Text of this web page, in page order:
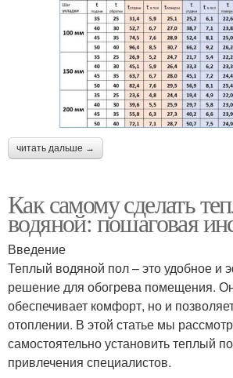
читать дальше →
Как самому сделать
водяной: пошаговая
Введение
Теплый водяной пол – это удобное и
решение для обогрева помещения.
обеспечивает комфорт, но и
отоплении. В этой статье мы
самостоятельно установить теплый
привлечения специалистов.